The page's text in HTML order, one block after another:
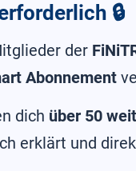
🔒
der
Abonnement
dich über 50
erklärt und